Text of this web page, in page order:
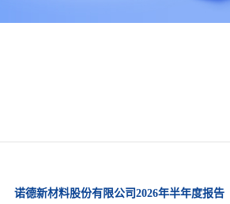
诺德新材料股份有限公司2026年半年度报告